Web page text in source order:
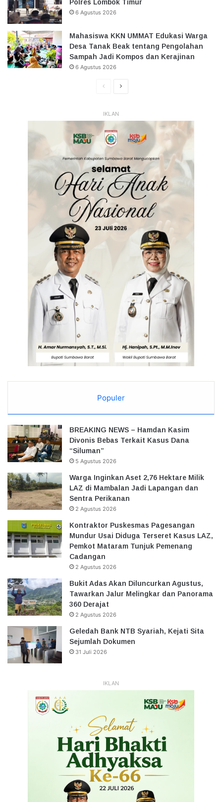
Polres Lombok Timur
6 Agustus 2026
Mahasiswa KKN UMMAT Edukasi Warga
Desa Tanak Beak tentang Pengolahan
Sampah Jadi Kompos dan Kerajinan
6 Agustus 2026
HalamanHalaman
IKLAN
Populer
BREAKING NEWS – Hamdan Kasim
Divonis Bebas Terkait Kasus Dana
“Siluman”
5 Agustus 2026
Warga Inginkan Aset 2,76 Hektare Milik
LAZ di Mambalan Jadi Lapangan dan
Sentra Perikanan
2 Agustus 2026
Kontraktor Puskesmas Pagesangan
Mundur Usai Diduga Terseret Kasus LAZ,
Pemkot Mataram Tunjuk Pemenang
Cadangan
2 Agustus 2026
Bukit Adas Akan Diluncurkan Agustus,
Tawarkan Jalur Melingkar dan Panorama
360 Derajat
2 Agustus 2026
Geledah Bank NTB Syariah, Kejati Sita
Sejumlah Dokumen
31 Juli 2026
IKLAN